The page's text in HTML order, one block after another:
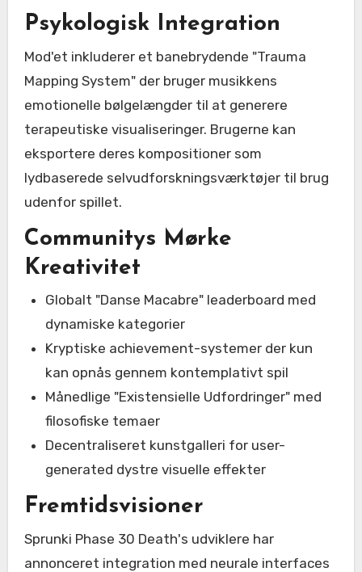
Psykologisk Integration
Mod'et inkluderer et banebrydende "Trauma
Mapping System" der bruger musikkens
emotionelle bølgelængder til at generere
terapeutiske visualiseringer. Brugerne kan
eksportere deres kompositioner som
lydbaserede selvudforskningsværktøjer til brug
udenfor spillet.
Communitys Mørke
Kreativitet
Globalt "Danse Macabre" leaderboard med
dynamiske kategorier
Kryptiske achievement-systemer der kun
kan opnås gennem kontemplativt spil
Månedlige "Existensielle Udfordringer" med
filosofiske temaer
Decentraliseret kunstgalleri for user-
generated dystre visuelle effekter
Fremtidsvisioner
Sprunki Phase 30 Death's udviklere har
annonceret integration med neurale interfaces